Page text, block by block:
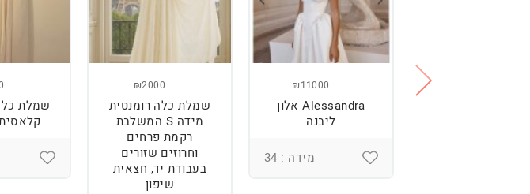
₪11000
Alessandra אלון
ליבנה
מידה : 34
₪2000
שמלת כלה רומנטית
מידה S המשלבת
רקמת פרחים
וחרוזים שזורים
בעבודת יד, חצאית
שיפון
שמלת